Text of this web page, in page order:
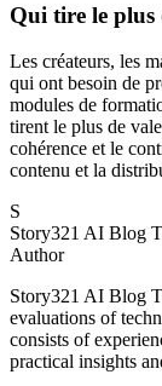
Qui tire le plus
Les créateurs, les
qui ont besoin de
modules de
tirent le plus de
cohérence et le
contenu et la
S
Story321 AI Blog
Author
Story321 AI Blog
evaluations of
consists of
practical insights